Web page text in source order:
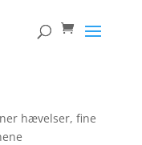
hævelser, fine